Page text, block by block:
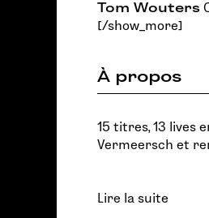
Tom Wouters
[/show_more]
À propos
15 titres, 13 lives
Vermeersch et
Lire la suite